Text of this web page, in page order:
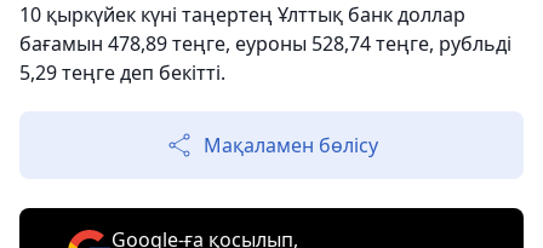
10 қыркүйек күні таңертең Ұлттық банк доллар
бағамын 478,89 теңге, еуроны 528,74 теңге, рубльді
5,29 теңге деп бекітті.
Мақаламен бөлісу
Google-ға қосылып,